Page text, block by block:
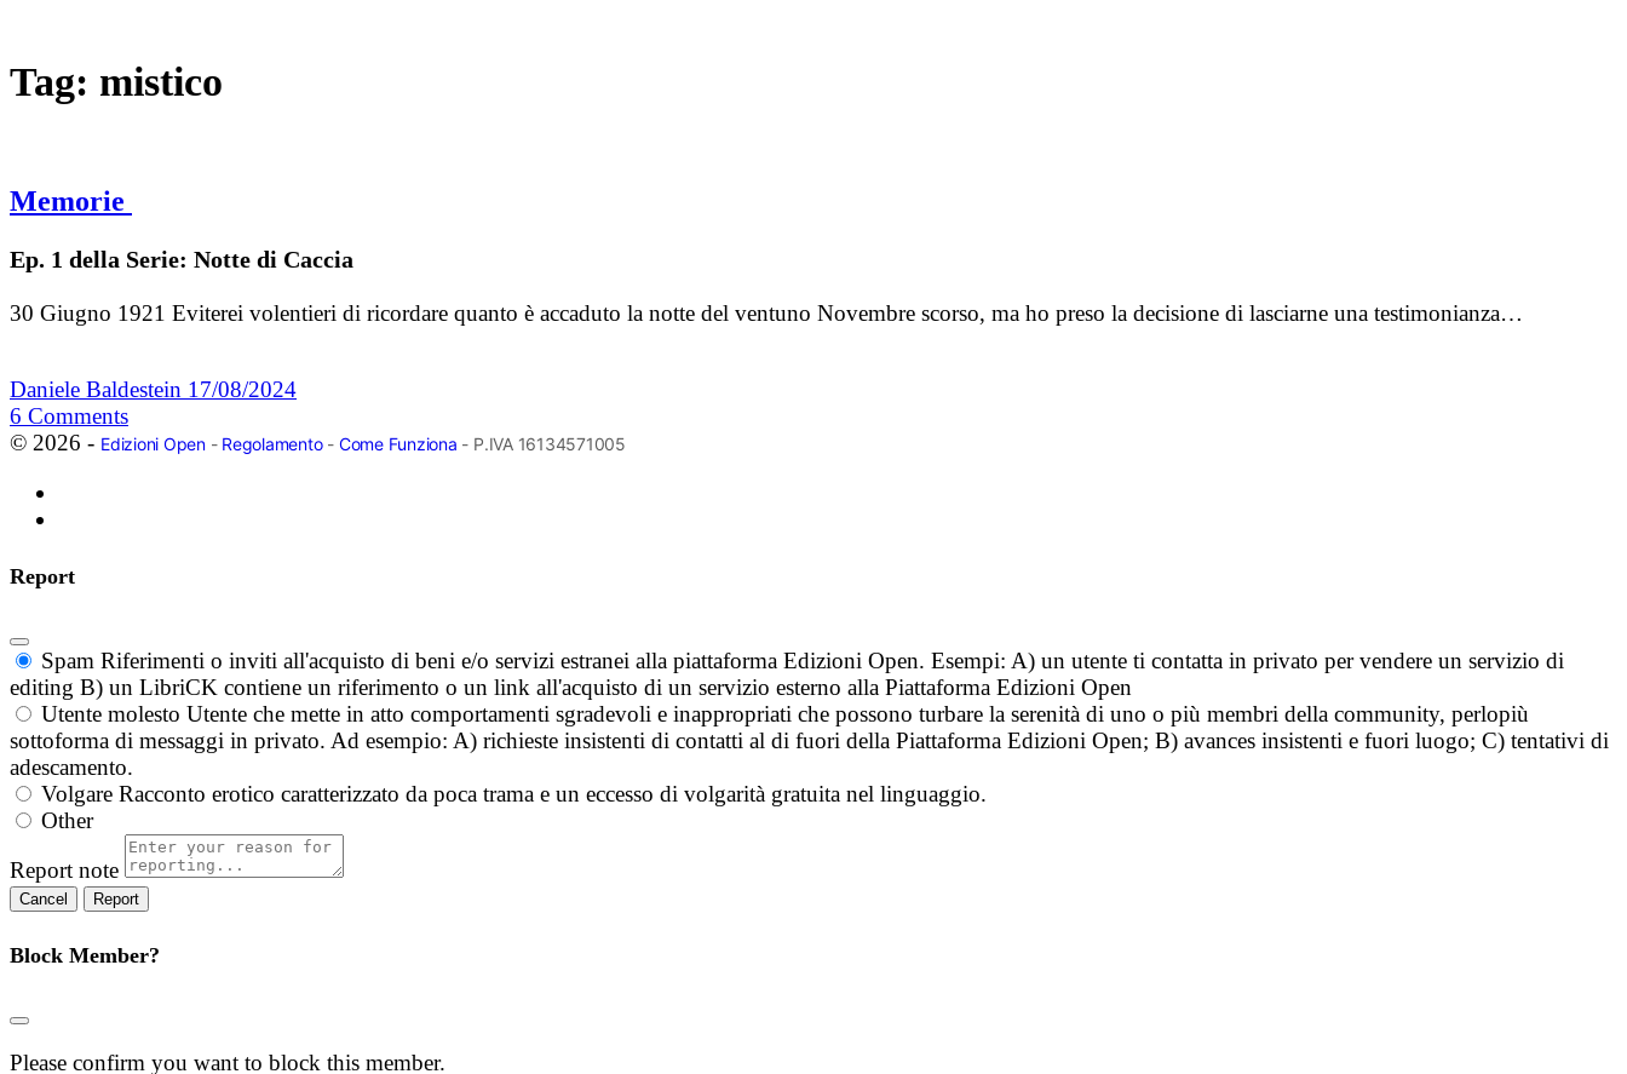
Tag: mistico
Memorie
Ep. 1 della Serie: Notte di Caccia
30 Giugno 1921 Eviterei volentieri di ricordare quanto è accaduto la notte del ventuno Novembre scorso, ma ho preso la decisione di lasciarne una testimonianza…
Daniele Baldestein 17/08/2024
6 Comments
© 2026 - Edizioni Open- Regolamento- Come Funziona - P.IVA 16134571005
Report
Spam Riferimenti o inviti all'acquisto di beni e/o servizi estranei alla piattaforma Edizioni Open. Esempi: A) un utente ti contatta in privato per vendere un servizio di
editing B) un LibriCK contiene un riferimento o un link all'acquisto di un servizio esterno alla Piattaforma Edizioni Open
Utente molesto Utente che mette in atto comportamenti sgradevoli e inappropriati che possono turbare la serenità di uno o più membri della community, perlopiù
sottoforma di messaggi in privato. Ad esempio: A) richieste insistenti di contatti al di fuori della Piattaforma Edizioni Open; B) avances insistenti e fuori luogo; C) tentativi di
adescamento.
Volgare Racconto erotico caratterizzato da poca trama e un eccesso di volgarità gratuita nel linguaggio.
Other
Report note
Report
Block Member?
Please confirm you want to block this member.